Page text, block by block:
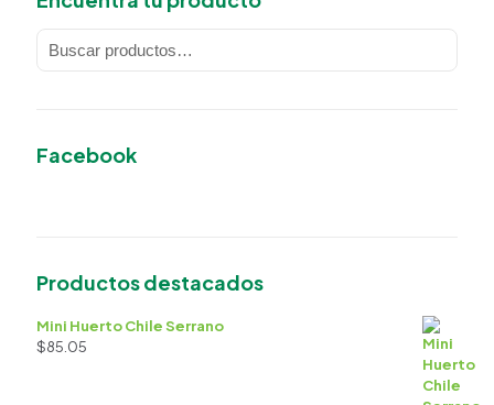
Facebook
Productos destacados
Mini Huerto Chile Serrano
$85.05